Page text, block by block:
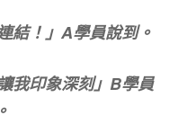
結！」A學員說到。
我印象深刻」B學員